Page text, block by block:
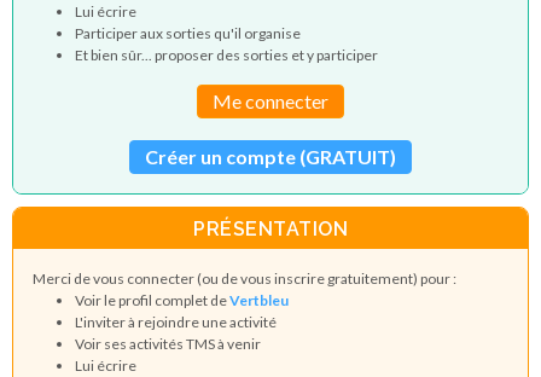
Lui écrire
Participer aux sorties qu'il organise
Et bien sûr... proposer des sorties et y participer
Me connecter
Créer un compte (GRATUIT)
PRÉSENTATION
Merci de vous connecter (ou de vous inscrire gratuitement) pour :
Voir le profil complet deVertbleu
L'inviter à rejoindre une activité
Voir ses activités TMS à venir
Lui écrire